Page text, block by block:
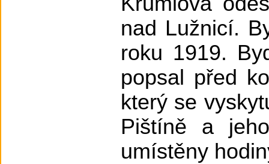
nad Lužnicí.
roku 1919.
popsal před
který se
Pištíně a
umístěny